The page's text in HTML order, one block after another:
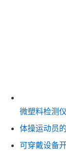
微塑料检测
体操运动员
可穿戴设备